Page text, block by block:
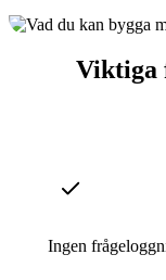
Viktiga
Ingen